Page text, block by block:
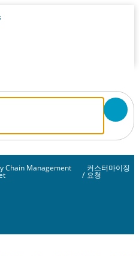
Chain Management
/
커스터마이징
요청